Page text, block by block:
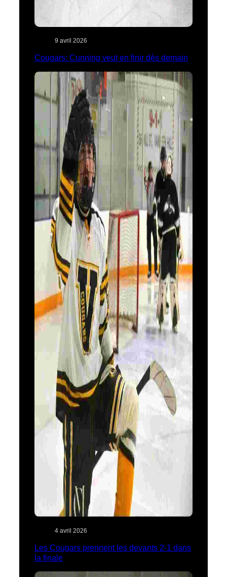
9 avril 2026
Cougars: Cunning veut en finir dès demain
4 avril 2026
Les Cougars prennent les devants 2-1 dans
la finale